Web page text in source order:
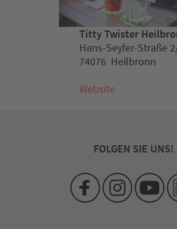
Titty Twister
Hans-Seyfer-Straße
74076 Heilbronn
Website
FOLGEN SIE UNS!